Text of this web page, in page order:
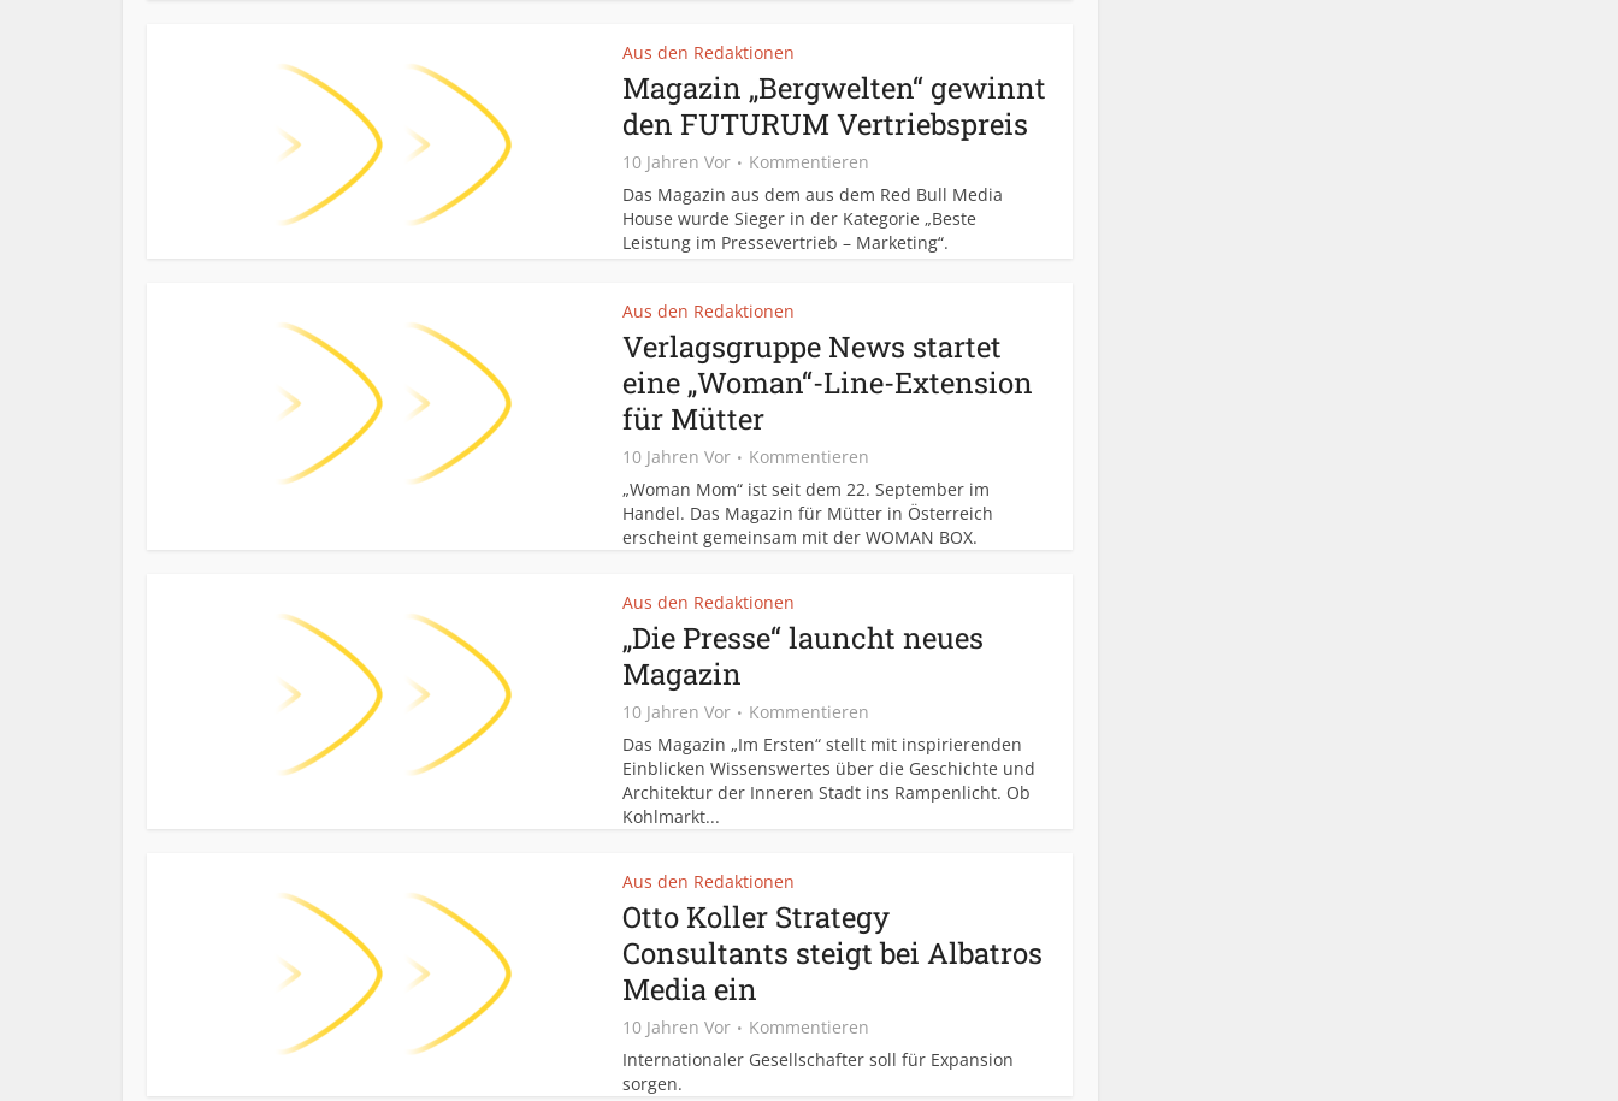
Aus den Redaktionen
Magazin „Bergwelten“ gewinnt
den FUTURUM Vertriebspreis
10 Jahren Vor
Kommentieren
Das Magazin aus dem aus dem Red Bull Media
House wurde Sieger in der Kategorie „Beste
Leistung im Pressevertrieb – Marketing“.
Aus den Redaktionen
Verlagsgruppe News startet
eine „Woman“-Line-Extension
für Mütter
10 Jahren Vor
Kommentieren
„Woman Mom“ ist seit dem 22. September im
Handel. Das Magazin für Mütter in Österreich
erscheint gemeinsam mit der WOMAN BOX.
Aus den Redaktionen
„Die Presse“ launcht neues
Magazin
10 Jahren Vor
Kommentieren
Das Magazin „Im Ersten“ stellt mit inspirierenden
Einblicken Wissenswertes über die Geschichte und
Architektur der Inneren Stadt ins Rampenlicht. Ob
Kohlmarkt...
Aus den Redaktionen
Otto Koller Strategy
Consultants steigt bei Albatros
Media ein
10 Jahren Vor
Kommentieren
Internationaler Gesellschafter soll für Expansion
sorgen.